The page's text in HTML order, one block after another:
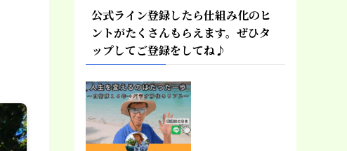
公式ライン登録したら仕組み化のヒ
ントがたくさんもらえます。ぜひタ
ップしてご登録をしてね♪